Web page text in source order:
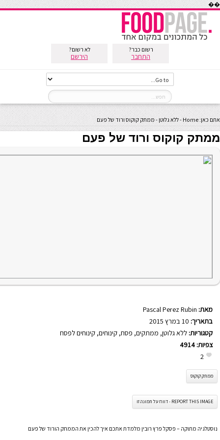
��
רשום כבר?
התחבר
לא רשום?
הירשם
אתם כאן: Home
-ללא גלוטן- ממתק קוקוס ורוד של פעם
ממתק קוקוס ורוד של פעם
מאת: Pascal Perez Rubin
בתאריך:
קטגוריות: ללא גלוטן, ממתקים, פסח, קינוחים, קינוחים לפסח
צפיות: 4914
2
ממתק קוקוס
REPORT THIS IMAGE - דווח על תמונה זו
נוסטלגיה מתוקה – פסקל פרץ רובין מלמדת אתכם איך להכין את הממתק הורוד של פעם